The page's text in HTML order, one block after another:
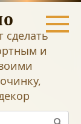
сделать
и